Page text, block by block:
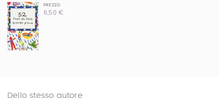
PREZZO
6,50 €
Dello stesso autore